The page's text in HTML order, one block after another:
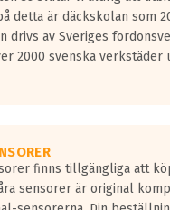
h brukar
det finnas en
påvisar om det är ett tyst
vågor uppnår de
detta är däckskolan som
drivs av Sveriges
2000 svenska verkstäder
finns tillgängliga att
sensorer är original